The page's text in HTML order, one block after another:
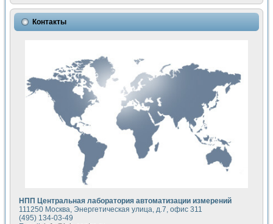
Применение осциллографического модуля с высоким
Симуляция отклика импульсного радиолокационного
Автоматизация формирования уравнений состояния для
Разработка автоматизированного стенда для измерения
Применение среды LabVIEW для построения картины
Портативная система для определения показателей
Использование LabVIEW для управления источником
Устройство для снятия вольт-амперных характеристик
Передовые научные технологии: нано-, фемто-,
Автоматизированная установка по измерению временных
Автоматизированный лабораторный комплекс на базе
Визуализация моделирования и оптимизации тепловой
Виртуальный прибор для исследования функциональных
Исследование возможности создания экономичного
Исследование кинетики движения макрочастиц в
Метод прогнозирования свойств дисперсных продуктов
Недорогая система управления сверхпроводящим
Контакты
НПП Центральная лаборатория автоматизации измерений
111250 Москва, Энергетическая улица, д.7, офис 311
(495) 134-03-49